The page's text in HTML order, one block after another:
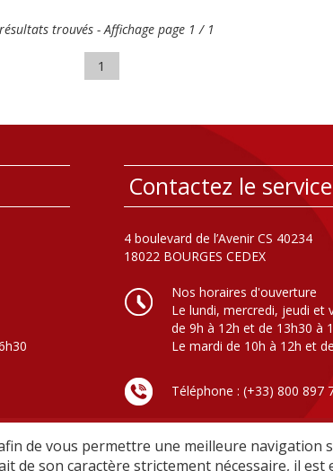
trouvés - Affichage page 1 / 1
1
Contactez le
4 boulevard de l’Avenir CS 40234
18022 BOURGES CEDEX
Nos horaires d'ouverture
Le lundi, mercredi, jeudi et
de 9h à 12h et de 13h30 à
Le mardi de 10h à 12h et
Téléphone : (+33) 800 897
(Appel gratuit - Basculement vers
en dehors des horaires d’ouverture
de vous permettre une meilleure navigation
de son caractère strictement nécessaire, il